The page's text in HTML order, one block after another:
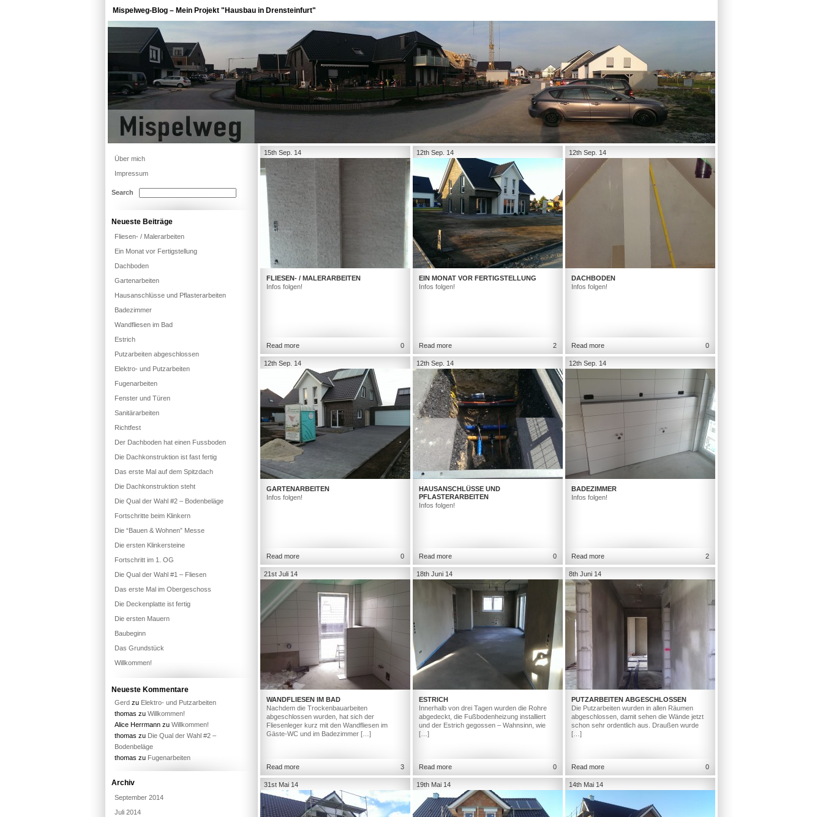
Mispelweg-Blog – Mein Projekt "Hausbau in Drensteinfurt"
15th Sep. 14
FLIESEN- / MALERARBEITEN
Infos folgen!
Read more 0
12th Sep. 14
EIN MONAT VOR FERTIGSTELLUNG
Infos folgen!
Read more 2
12th Sep. 14
DACHBODEN
Infos folgen!
Read more 0
12th Sep. 14
GARTENARBEITEN
Infos folgen!
Read more 0
12th Sep. 14
HAUSANSCHLÜSSE UND
PFLASTERARBEITEN
Infos folgen!
Read more 0
12th Sep. 14
BADEZIMMER
Infos folgen!
Read more 2
21st Juli 14
WANDFLIESEN IM BAD
Nachdem die Trockenbauarbeiten
abgeschlossen wurden, hat sich der
Fliesenleger kurz mit den Wandfliesen im
Gäste-WC und im Badezimmer […]
Read more 3
18th Juni 14
ESTRICH
Innerhalb von drei Tagen wurden die Rohre
abgedeckt, die Fußbodenheizung installiert
und der Estrich gegossen – Wahnsinn, wie
[…]
Read more 0
8th Juni 14
PUTZARBEITEN ABGESCHLOSSEN
Die Putzarbeiten wurden in allen Räumen
abgeschlossen, damit sehen die Wände jetzt
schon sehr ordentlich aus. Draußen wurde
[…]
Read more 0
31st Mai 14 19th Mai 14 14th Mai 14
Über mich
Impressum
Search
Neueste Beiträge
Fliesen- / Malerarbeiten
Ein Monat vor Fertigstellung
Dachboden
Gartenarbeiten
Hausanschlüsse und Pflasterarbeiten
Badezimmer
Wandfliesen im Bad
Estrich
Putzarbeiten abgeschlossen
Elektro- und Putzarbeiten
Fugenarbeiten
Fenster und Türen
Sanitärarbeiten
Richtfest
Der Dachboden hat einen Fussboden
Die Dachkonstruktion ist fast fertig
Das erste Mal auf dem Spitzdach
Die Dachkonstruktion steht
Die Qual der Wahl #2 – Bodenbeläge
Fortschritte beim Klinkern
Die “Bauen & Wohnen” Messe
Die ersten Klinkersteine
Fortschritt im 1. OG
Die Qual der Wahl #1 – Fliesen
Das erste Mal im Obergeschoss
Die Deckenplatte ist fertig
Die ersten Mauern
Baubeginn
Das Grundstück
Willkommen!
Neueste Kommentare
Gerd zu Elektro- und Putzarbeiten
thomas zu Willkommen!
Alice Herrmann zu Willkommen!
thomas zu Die Qual der Wahl #2 –
Bodenbeläge
thomas zu Fugenarbeiten
Archiv
September 2014
Juli 2014